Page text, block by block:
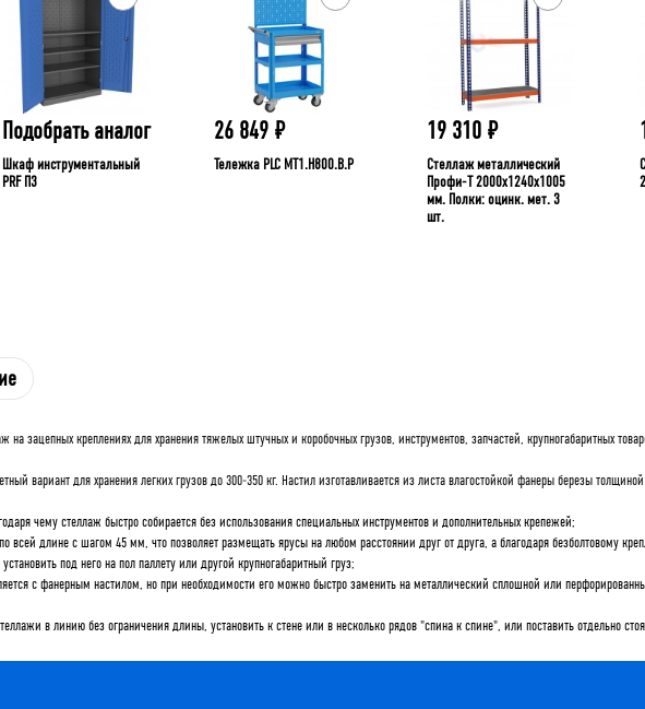
Подобрать аналог
Шкаф инструментальный
PRF П3
26 849 ₽
Тележка PLC МT1.H800.В.Р
19 310 ₽
Стеллаж металлический
Профи-Т 2000x1240x1005
мм. Полки: оцинк. мет. 3
шт.
зацепных креплениях для хранения тяжелых штучных и коробочных грузов, инструментов, запчастей, крупногабаритных
вариант для хранения легких грузов до 300-350 кг. Настил изготавливается из листа влагостойкой фанеры березы
чему стеллаж быстро собирается без использования специальных инструментов и дополнительных крепежей;
всей длине с шагом 45 мм, что позволяет размещать ярусы на любом расстоянии друг от друга, а благодаря безболтовому
под него на пол паллету или другой крупногабаритный груз;
с фанерным настилом, но при необходимости его можно быстро заменить на металлический сплошной или
в линию без ограничения длины, установить к стене или в несколько рядов "спина к спине", или поставить отдельно